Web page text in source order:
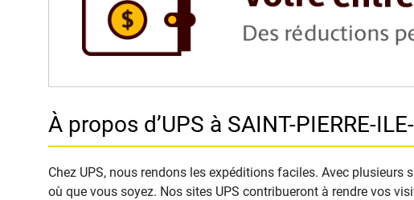
À propos d’UPS à SAINT-PIERRE-
Chez UPS, nous rendons les expéditions faciles. Avec plusieurs
où que vous soyez. Nos sites UPS contribueront à rendre vos